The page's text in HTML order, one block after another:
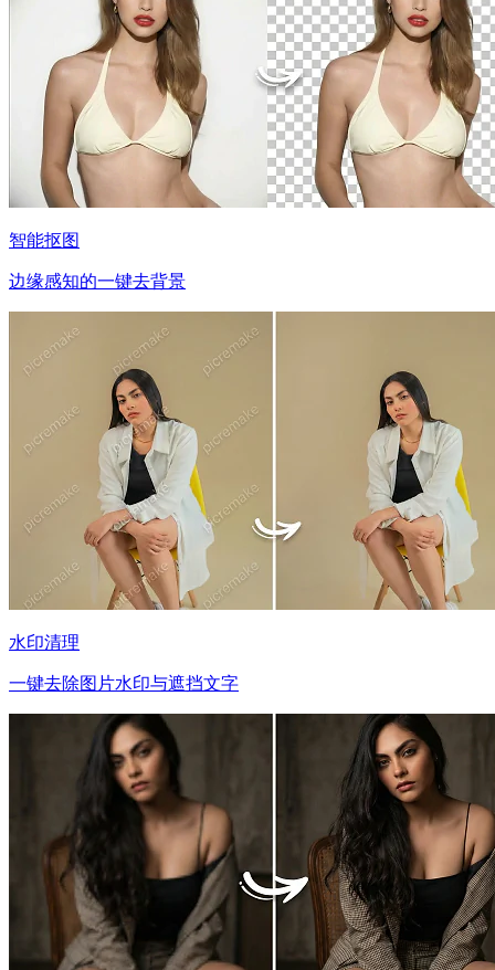
智能抠图
边缘感知的一键去背景
水印清理
一键去除图片水印与遮挡文字